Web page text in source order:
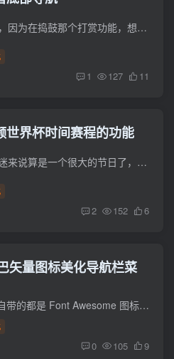
前言 本来我不打算更新教程的，因为在捣鼓那个打赏功能，想着写个打赏完之后支付成功的小伙伴可以在表里显示出来，可惜站长之前没有捣鼓过支付，只借鉴了烟雨那个要饭网站，写的不好也有bug，所...
1 127 11
世界杯时间赛程的功能
前言： 最近世界杯作为一个球迷来说算是一个很大的节日了，因此我给大家分享一个添加世界杯的赛程的的功能，方便自己可以更直观的看到下一场比赛的安排，直接上教程 添加教程： 将下面的代码添...
2 152 6
矢量图标美化导航栏菜
前言 现在很多的 wp 主题模板自带的都是 Font Awesome 图标库，小编用的子比主题也是一样，但是这个图标库的样式太丑了，小编就分享一下 WordPress 引用阿里巴巴矢量图标库的彩色图标的方式方法...
0 105 9